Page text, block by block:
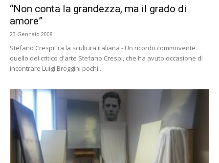
“Non conta la grandezza, ma il grado di
amore”
23 Gennaio 2008
Stefano CrespiEra la scultura italiana - Un ricordo commovente
quello del critico d'arte Stefano Crespi, che ha avuto occasione di
incontrare Luigi Broggini pochi...